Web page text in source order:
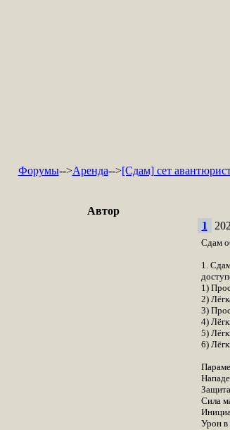
Форумы-->Аренда-->[Сдам] сет
Автор
1
Сдам
1.
1)
2)
3)
4)
5)
6)
Сила
Урон